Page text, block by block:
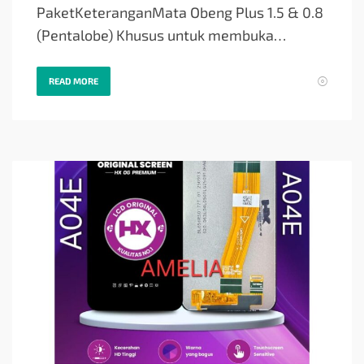
PaketKeteranganMata Obeng Plus 1.5 & 0.8
(Pentalobe) Khusus untuk membuka…
READ MORE